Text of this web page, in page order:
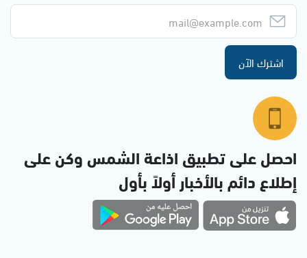
اشترك الآن
احصل على تطبيق اذاعة الشمس وكن على
إطلاع دائم بالأخبار أولاً بأول